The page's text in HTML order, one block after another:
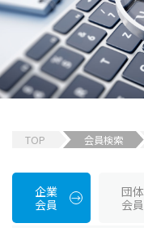
TOP 会員検索
企業
会員
団体
会員